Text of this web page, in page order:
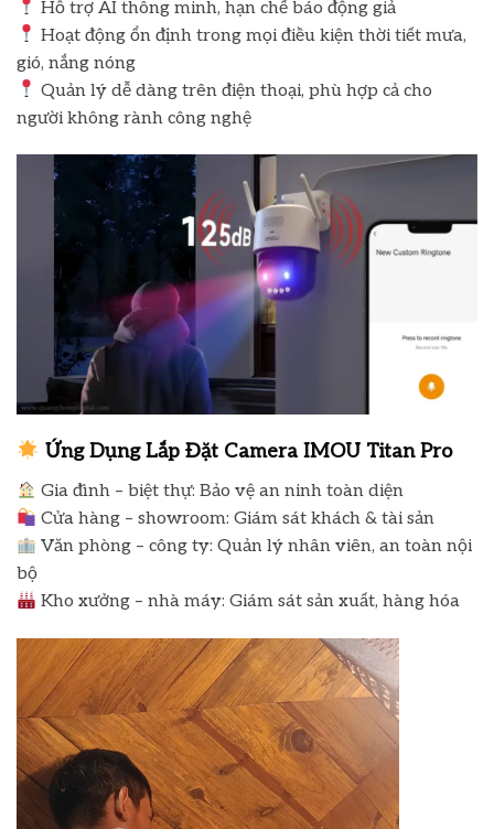
Hỗ trợ AI thông minh, hạn chế báo động giả
Hoạt động ổn định trong mọi điều kiện thời tiết mưa,
gió, nắng nóng
Quản lý dễ dàng trên điện thoại, phù hợp cả cho
người không rành công nghệ
Ứng Dụng Lắp Đặt Camera IMOU Titan Pro
Gia đình – biệt thự: Bảo vệ an ninh toàn diện
Cửa hàng – showroom: Giám sát khách & tài sản
Văn phòng – công ty: Quản lý nhân viên, an toàn nội
bộ
Kho xưởng – nhà máy: Giám sát sản xuất, hàng hóa